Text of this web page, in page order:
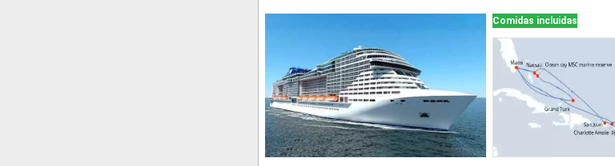
Comidas incluidas